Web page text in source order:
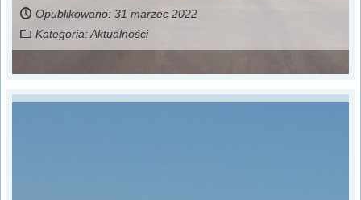
Opublikowano: 31 marzec 2022
Kategoria:Aktualności